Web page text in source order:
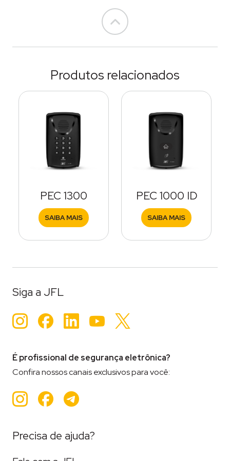
Go to top
Produtos relacionados
PEC 1300
SAIBA MAIS
PEC 1000 ID
SAIBA MAIS
Siga a JFL
Instagram
Facebook
LinkedInYouTube
É profissional de segurança eletrônica?
Confira nossos canais exclusivos para você:
Instagram
Facebook
Teleram
Precisa de ajuda?